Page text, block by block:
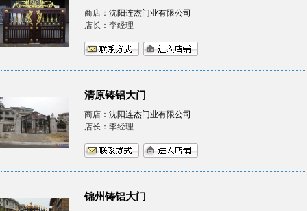
商店： 沈阳连杰门业有限公司
店长：李经理
清原铸铝大门
商店： 沈阳连杰门业有限公司
店长：李经理
锦州铸铝大门